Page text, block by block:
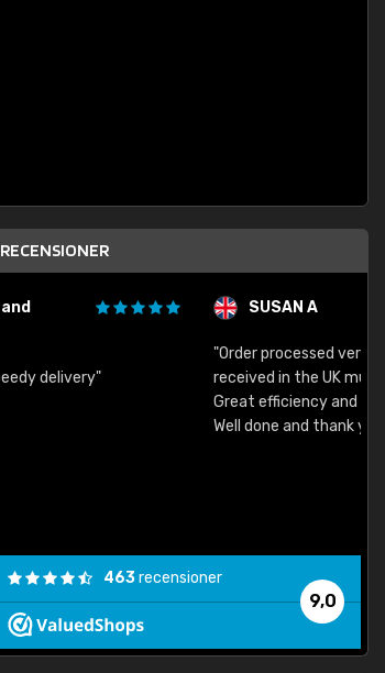
RECENSIONER
SUSAN A
"Order processed very quickly. Samples
received in the UK much earlier than expected.
Great efficiency and have already used again.
9,0
463recensioner